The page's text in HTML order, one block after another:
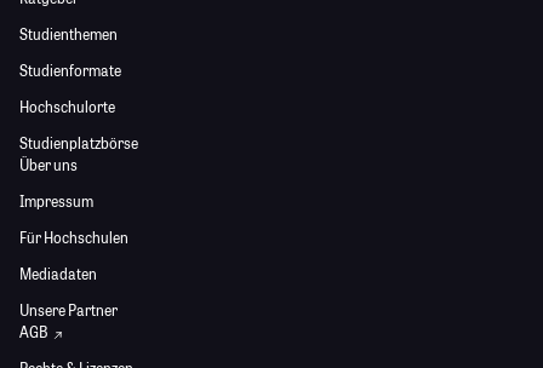
Studienthemen
Studienformate
Hochschulorte
Studienplatzbörse
Über uns
Impressum
Für Hochschulen
Mediadaten
Unsere Partner
AGB